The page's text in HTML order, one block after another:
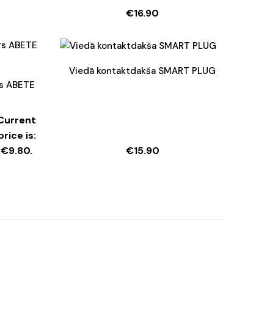
€16.90
ABETE
is:
€9.80.
Viedā kontaktdakša SMART PLUG
€15.90